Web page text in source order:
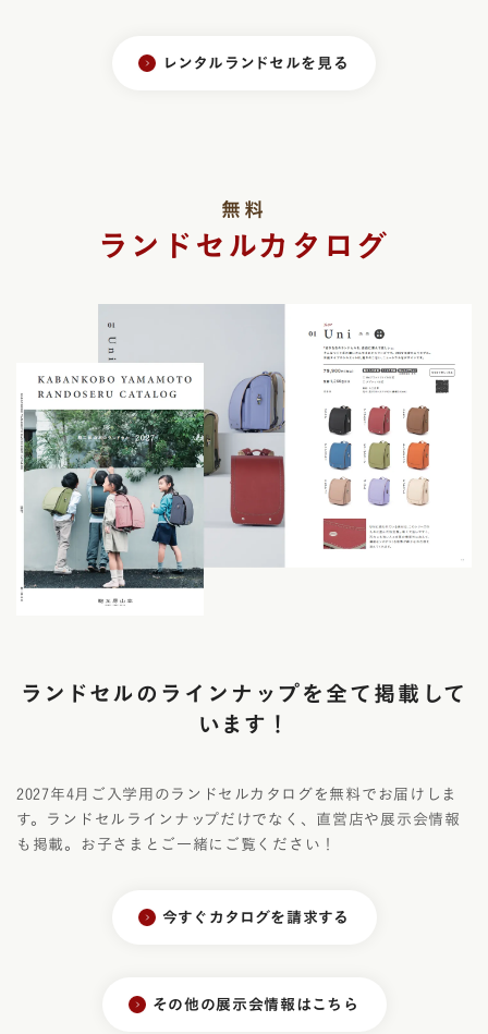
レンタルランドセルを見る
無料
ランドセルカタログ
ランドセルのラインナップを全て掲載して
います！
2027年4月ご入学用のランドセルカタログを無料でお届けしま
す。ランドセルラインナップだけでなく、直営店や展示会情報
も掲載。お子さまとご一緒にご覧ください！
今すぐカタログを請求する
その他の展示会情報はこちら